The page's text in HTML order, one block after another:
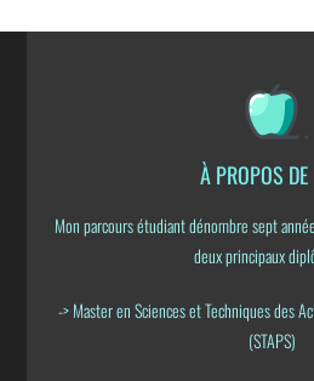
À PROPOS
Mon parcours étudiant dénombre sept
deux principaux
-> Master en Sciences et Techniques des
(STAPS)